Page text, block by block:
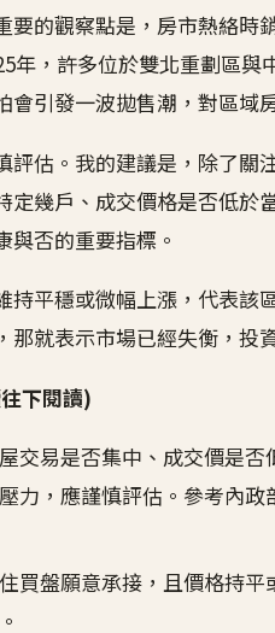
的觀察點是，房市熱絡時
年，許多位於雙北重劃區
引發一波拋售潮，對區域
估。我的建議是，除了關
幾戶、成交價格是否低於
否的重要指標。
平穩或微幅上漲，代表該
就表示市場已經失衡，投
下閱讀)
交易是否集中、成交價是
力，應謹慎評估。參考內
買盤願意承接，且價格持